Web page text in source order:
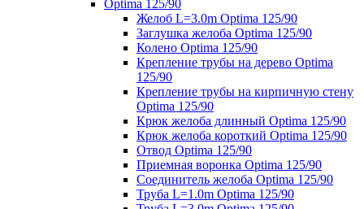
Optima 125/90
Желоб L=3.0m Optima 125/90
Заглушка желоба Optima 125/90
Колено Optima 125/90
Крепление трубы на дерево Optima
125/90
Крепление трубы на кирпичную стену
Optima 125/90
Крюк желоба длинный Optima 125/90
Крюк желоба короткий Optima 125/90
Отвод Optima 125/90
Приемная воронка Optima 125/90
Соединитель желоба Optima 125/90
Труба L=1.0m Optima 125/90